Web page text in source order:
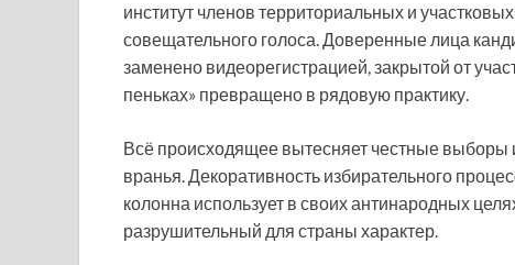
институт членов территориальных и
совещательного голоса. Доверенные лица
заменено видеорегистрацией, закрытой от
пеньках» превращено в рядовую практику.
Всё происходящее вытесняет честные выборы
вранья. Декоративность избирательного
колонна использует в своих антинародных
разрушительный для страны характер.